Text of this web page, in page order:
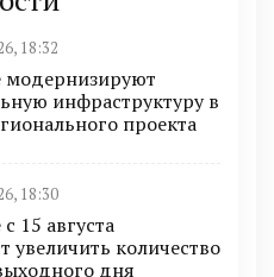
18:32
модернизируют
инфраструктуру в
проекта
18:30
15 августа
увеличить количество
дня